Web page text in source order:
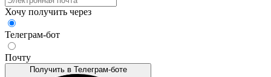
Хочу получить через
Телеграм-бот
Почту
Получить в Телеграм-боте